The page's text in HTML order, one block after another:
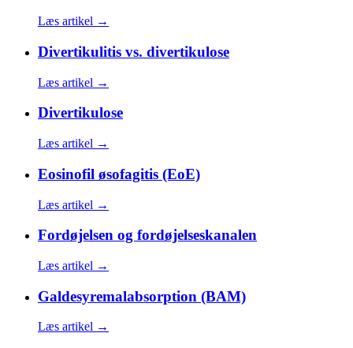
Læs artikel →
Divertikulitis vs. divertikulose
Læs artikel →
Divertikulose
Læs artikel →
Eosinofil øsofagitis (EoE)
Læs artikel →
Fordøjelsen og fordøjelseskanalen
Læs artikel →
Galdesyremalabsorption (BAM)
Læs artikel →